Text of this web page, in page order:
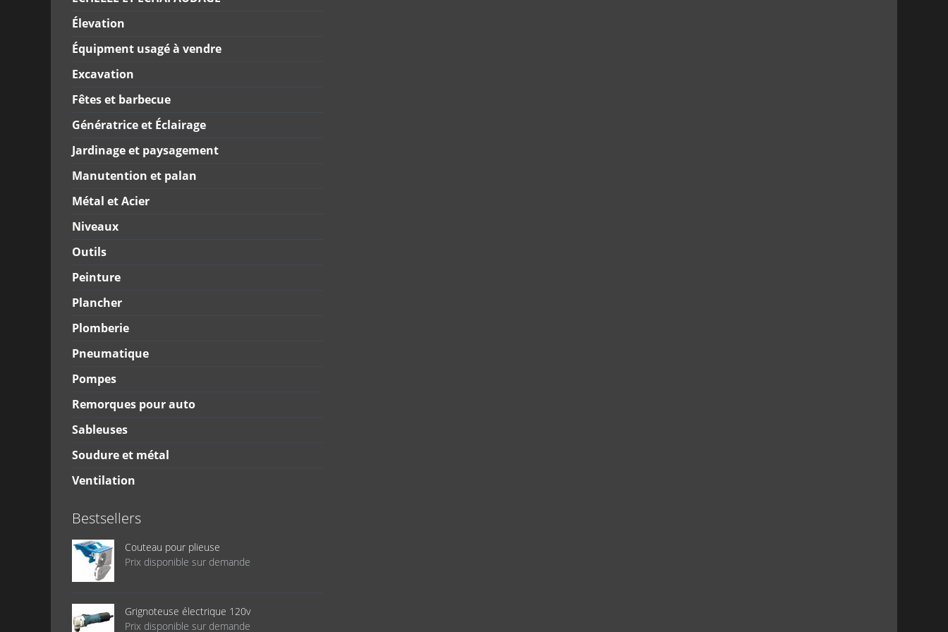
Élevation
Équipment usagé à vendre
Excavation
Fêtes et barbecue
Génératrice et Éclairage
Jardinage et paysagement
Manutention et palan
Métal et Acier
Niveaux
Outils
Peinture
Plancher
Plomberie
Pneumatique
Pompes
Remorques pour auto
Sableuses
Soudure et métal
Ventilation
Bestsellers
Couteau pour plieuse
Prix disponible sur demande
Grignoteuse électrique 120v
Prix disponible sur demande